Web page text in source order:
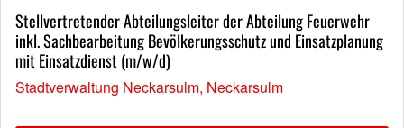
Stellvertretender Abteilungsleiter der Abteilung Feuerwehr
inkl. Sachbearbeitung Bevölkerungsschutz und Einsatzplanung
mit Einsatzdienst (m/w/d)
Stadtverwaltung Neckarsulm, Neckarsulm